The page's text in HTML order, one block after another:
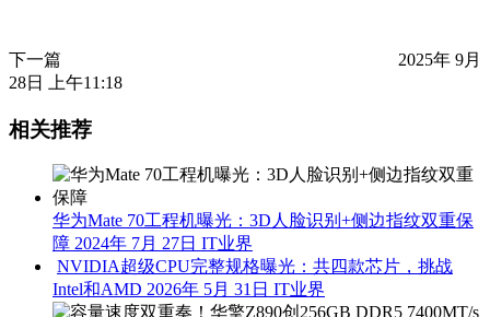
下一篇
2025年 9月
28日 上午11:18
相关推荐
华为Mate 70工程机曝光：3D人脸识别+侧边指纹双重保
障 2024年 7月 27日 IT业界